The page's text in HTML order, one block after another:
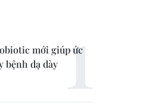
mới giúp ức
bệnh dạ dày